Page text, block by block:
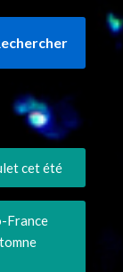
cet été
France